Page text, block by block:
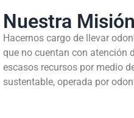
Nuestra Misión
Hacernos cargo de llevar
que no cuentan con atención
escasos recursos por medio
sustentable, operada por